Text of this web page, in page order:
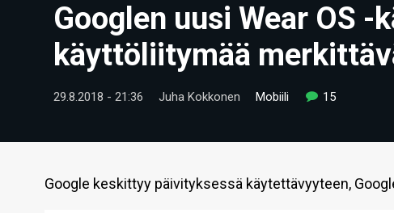
Googlen uusi Wear OS
käyttöliitymää
29.8.2018 - 21:36 Juha Kokkonen Mobiili 15
Google keskittyy päivityksessä käytettävyyteen,